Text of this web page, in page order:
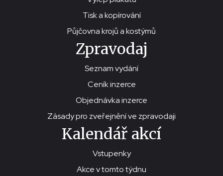
Tisk a kopírování
Půjčovna krojů a kostýmů
Zpravodaj
Seznam vydání
Ceník inzerce
Objednávka inzerce
Zásady pro zveřejnění ve zpravodaji
Kalendář akcí
Vstupenky
Akce v tomto týdnu